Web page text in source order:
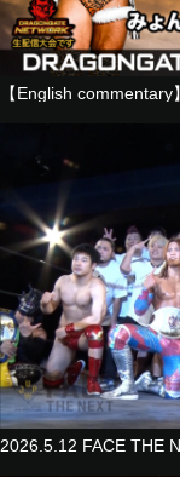
【English
2026.5.12 FACE THE